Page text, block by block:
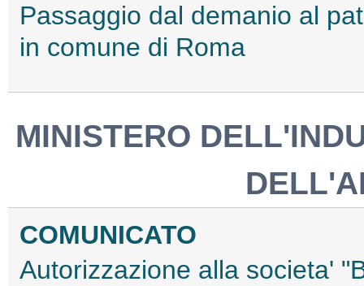
Passaggio dal demanio al
in comune di Roma
MINISTERO
COMUNICATO
Autorizzazione alla societa'